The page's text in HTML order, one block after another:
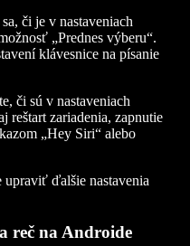
či je v nastaveniach
„Prednes výberu“.
klávesnice na písanie
či sú v nastaveniach
reštart zariadenia, zapnutie
„Hey Siri“ alebo
upraviť ďalšie nastavenia
reč na Androide